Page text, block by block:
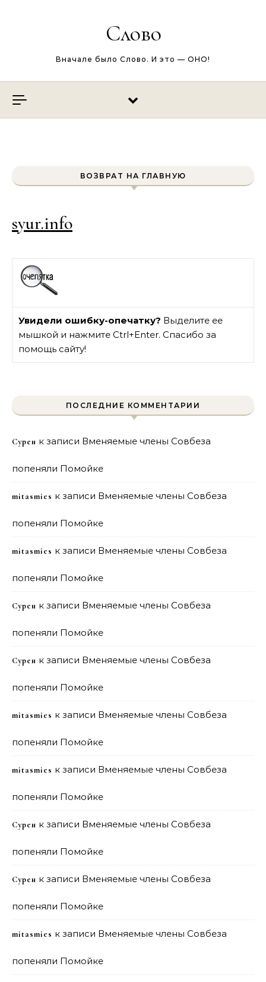
Слово
Вначале было Слово. И это — ОНО!
ВОЗВРАТ НА ГЛАВНУЮ
syur.info
Увидели ошибку-опечатку? Выделите ее
мышкой и нажмите Ctrl+Enter. Спасибо за
помощь сайту!
ПОСЛЕДНИЕ КОММЕНТАРИИ
Сурен к записи Вменяемые члены Совбеза
попеняли Помойке
mitasmies к записи Вменяемые члены Совбеза
попеняли Помойке
mitasmies к записи Вменяемые члены Совбеза
попеняли Помойке
Сурен к записи Вменяемые члены Совбеза
попеняли Помойке
Сурен к записи Вменяемые члены Совбеза
попеняли Помойке
mitasmies к записи Вменяемые члены Совбеза
попеняли Помойке
mitasmies к записи Вменяемые члены Совбеза
попеняли Помойке
Сурен к записи Вменяемые члены Совбеза
попеняли Помойке
Сурен к записи Вменяемые члены Совбеза
попеняли Помойке
mitasmies к записи Вменяемые члены Совбеза
попеняли Помойке